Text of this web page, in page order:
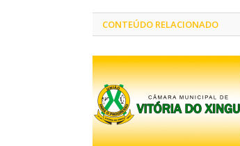
CONTEÚDO RELACIONADO